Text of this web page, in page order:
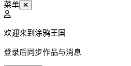
菜单
欢迎来到涂鸦王国
登录后同步作品与消息